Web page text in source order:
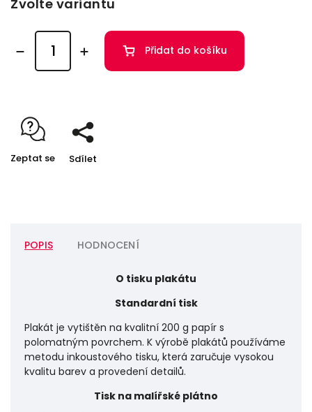
Zvolte variantu
Přidat do košíku
Zeptat se Sdílet
POPIS HODNOCENÍ
O tisku plakátu
Standardní tisk
Plakát je vytištěn na kvalitní 200 g papír s
polomatným povrchem. K výrobě plakátů používáme
metodu inkoustového tisku, která zaručuje vysokou
kvalitu barev a provedení detailů.
Tisk na malířské plátno